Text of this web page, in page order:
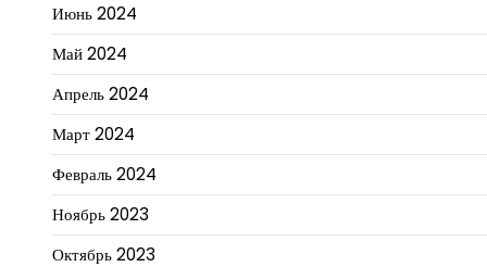
Июнь 2024
Май 2024
Апрель 2024
Март 2024
Февраль 2024
Ноябрь 2023
Октябрь 2023